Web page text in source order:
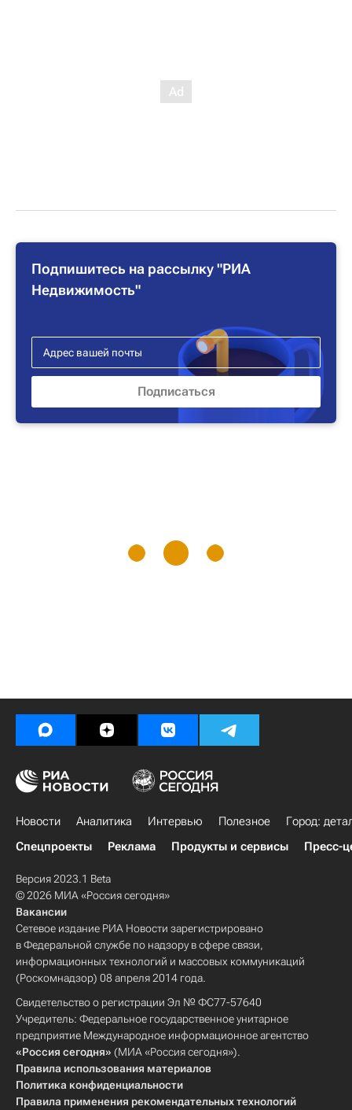
Подпишитесь на рассылку "РИА
Недвижимость"
Новости Аналитика Интервью Полезное
Город:
Спецпроекты
Реклама Продукты и сервисы Пресс-
Версия 2023.1 Beta
© 2026 МИА «Россия сегодня»
Вакансии
Сетевое издание РИА Новости зарегистрировано
в Федеральной службе по надзору в сфере связи,
информационных технологий и массовых коммуникаций
(Роскомнадзор) 08 апреля 2014 года.
Свидетельство о регистрации Эл № ФС77-57640
Учредитель: Федеральное государственное унитарное
предприятие Международное информационное агентство
«Россия сегодня» (МИА «Россия сегодня»).
Правила использования материалов
Политика конфиденциальности
Правила применения рекомендательных технологий